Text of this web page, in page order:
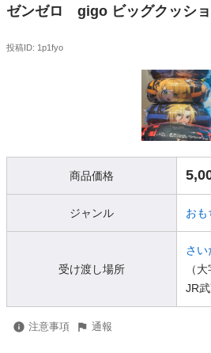
ゼンゼロ gigo ビッグクッシ
投稿ID: 1p1fyo
商品価格
ジャンル おも
受け渡し場所
さい
（大
JR
注意事項 通報